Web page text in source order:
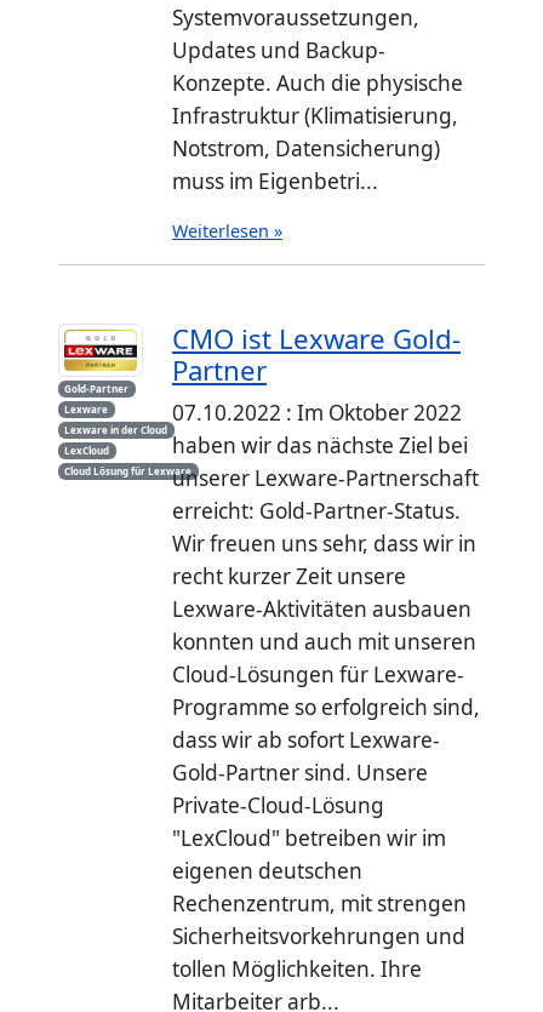
Systemvoraussetzungen,
Updates und Backup-
Konzepte. Auch die physische
Infrastruktur (Klimatisierung,
Notstrom, Datensicherung)
muss im Eigenbetri...
Weiterlesen »
Gold-Partner
Lexware
Lexware in der Cloud
LexCloud
Cloud Lösung für Lexware
CMO ist Lexware Gold-
Partner
07.10.2022 : Im Oktober 2022
haben wir das nächste Ziel bei
unserer Lexware-Partnerschaft
erreicht: Gold-Partner-Status.
Wir freuen uns sehr, dass wir in
recht kurzer Zeit unsere
Lexware-Aktivitäten ausbauen
konnten und auch mit unseren
Cloud-Lösungen für Lexware-
Programme so erfolgreich sind,
dass wir ab sofort Lexware-
Gold-Partner sind. Unsere
Private-Cloud-Lösung
"LexCloud" betreiben wir im
eigenen deutschen
Rechenzentrum, mit strengen
Sicherheitsvorkehrungen und
tollen Möglichkeiten. Ihre
Mitarbeiter arb...